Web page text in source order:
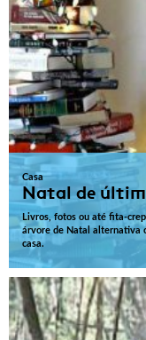
Casa
Natal de
Livros, fotos ou até fita-
árvore de Natal alternativa
casa.